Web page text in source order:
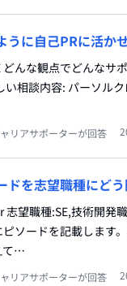
うに自己PRに活か
んな観点でどんなサ
相談内容: パーソル
リアサポーターが回答
ドを志望職種にど
志望職種:SE,技術開発
ソードを記載します
て…
リアサポーターが回答